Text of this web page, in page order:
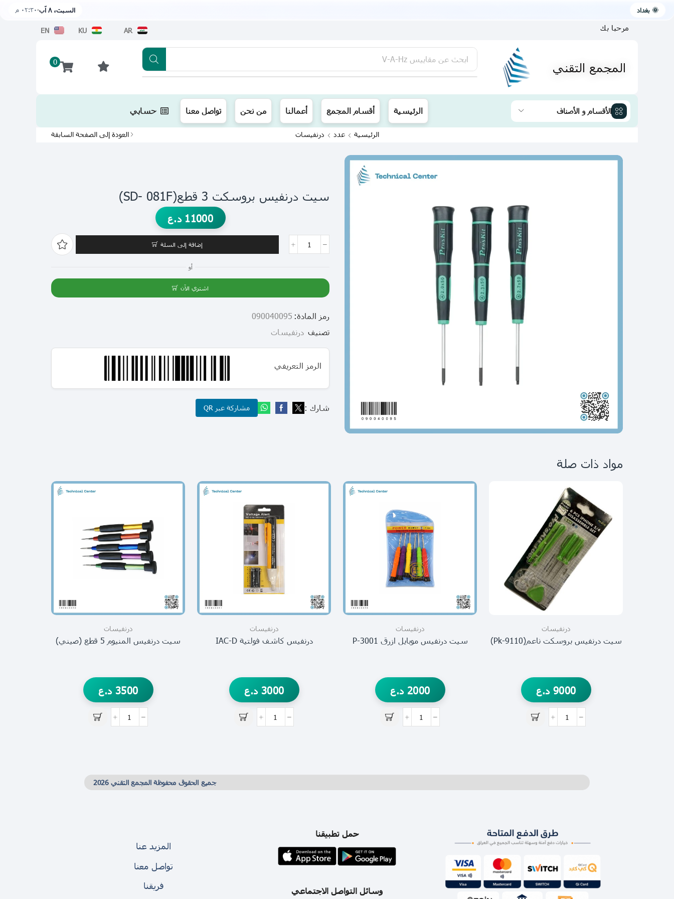
🌞 بغداد السبت، ٨ آب ٠٢:٣٠ م
AR
KU
EN مرحبا بك
المجمع التقني 0 ابحث عن مقاييس V-A-Hz
يتوفر لدينا توصيل الى جميع محافظات العراق تطبيقنا متوفر الآن على متجر أبل اضغط
الأقسام و الأصناف الرئيسية أقسام المجمع أعمالنا من نحن تواصل معنا حسابي
الرئيسية عدد درنفيسات العودة إلى الصفحة السابقة
سيت درنفيس بروسكت 3 قطع(SD- 081F)
11000 د.ع
إضافة إلى السلة
أو
اشتري الآن
رمز المادة: 090040095
تصنيف درنفيسات
الرمز التعريفي
شارك : مشاركة عبر QR
مواد ذات صلة
درنفيسات
سيت درنفيس بروسكت ناعم(Pk-9110)
9000 د.ع
درنفيسات
سيت درنفيس موبايل ازرق P-3001
2000 د.ع
درنفيسات
درنفيس كاشف فولتية IAC-D
3000 د.ع
درنفيسات
سيت درنفيس المنيوم 5 قطع (صيني)
3500 د.ع
جميع الحقوق محفوظة المجمع التقني 2026
حمل تطبيقنا
وسائل التواصل الاجتماعي
المزيد عنا
تواصل معنا
فريقنا